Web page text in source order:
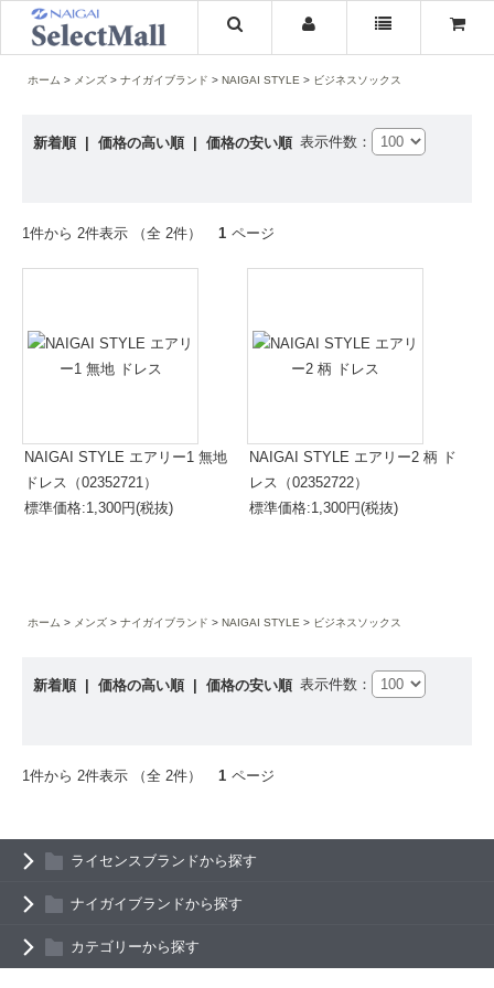
ホーム メンズ ナイガイブランド NAIGAI STYLE ビジネスソックス
新着順 価格の高い順 価格の安い順 表示件数：
1件から 2件表示 （全 2件） 1 ページ
NAIGAI STYLE エアリー1 無地
ドレス（02352721）
標準価格:1,300円(税抜)
NAIGAI STYLE エアリー2 柄 ド
レス（02352722）
標準価格:1,300円(税抜)
ホーム メンズ ナイガイブランド NAIGAI STYLE ビジネスソックス
新着順 価格の高い順 価格の安い順 表示件数：
1件から 2件表示 （全 2件） 1 ページ
ライセンスブランドから探す
ナイガイブランドから探す
カテゴリーから探す